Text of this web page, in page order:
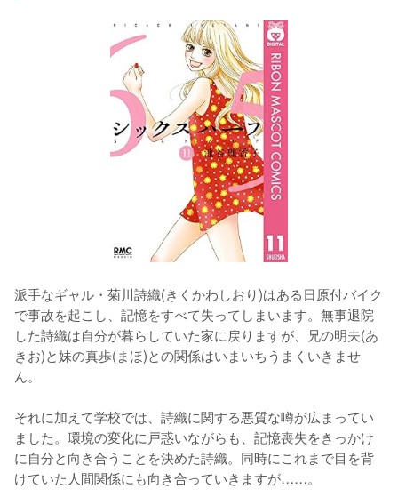
派手なギャル・菊川詩織(きくかわしおり)はある日原付バイク
で事故を起こし、記憶をすべて失ってしまいます。無事退院
した詩織は自分が暮らしていた家に戻りますが、兄の明夫(あ
きお)と妹の真歩(まほ)との関係はいまいちうまくいきませ
ん。
それに加えて学校では、詩織に関する悪質な噂が広まってい
ました。環境の変化に戸惑いながらも、記憶喪失をきっかけ
に自分と向き合うことを決めた詩織。同時にこれまで目を背
けていた人間関係にも向き合っていきますが……。